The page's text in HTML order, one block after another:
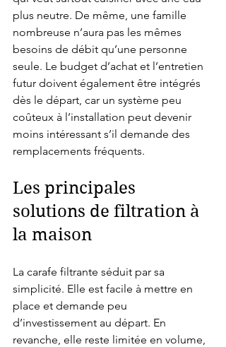
plus neutre. De même, une famille
nombreuse n’aura pas les mêmes
besoins de débit qu’une personne
seule. Le budget d’achat et l’entretien
futur doivent également être intégrés
dès le départ, car un système peu
coûteux à l’installation peut devenir
moins intéressant s’il demande des
remplacements fréquents.
Les principales
solutions de filtration à
la maison
La carafe filtrante séduit par sa
simplicité. Elle est facile à mettre en
place et demande peu
d’investissement au départ. En
revanche, elle reste limitée en volume,